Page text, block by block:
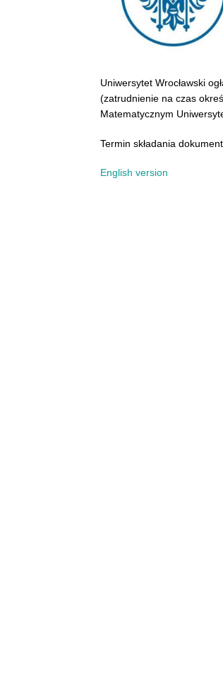
Uniwersytet Wrocławski
(zatrudnienie na czas
Matematycznym
Termin składania
English version